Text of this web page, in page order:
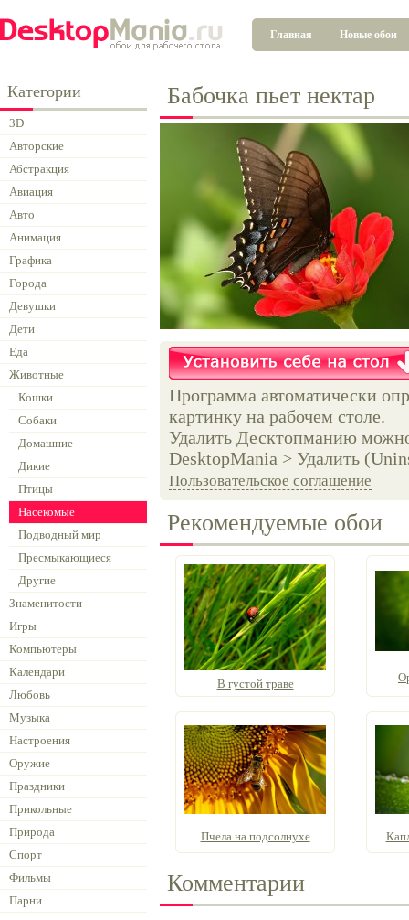
Главная Новые обои
Категории
3D
Авторские
Абстракция
Авиация
Авто
Анимация
Графика
Города
Девушки
Дети
Еда
Животные
Кошки
Собаки
Домашние
Дикие
Птицы
Насекомые
Подводный мир
Пресмыкающиеся
Другие
Знаменитости
Игры
Компьютеры
Календари
Любовь
Музыка
Настроения
Оружие
Праздники
Прикольные
Природа
Спорт
Фильмы
Парни
Бабочка пьет нектар
Программа автоматически
картинку на рабочем столе.
Удалить Десктопманию
DesktopMania > Удалить
Пользовательское соглашение
Рекомендуемые обои
В густой траве
Пчела на подсолнухе
Комментарии